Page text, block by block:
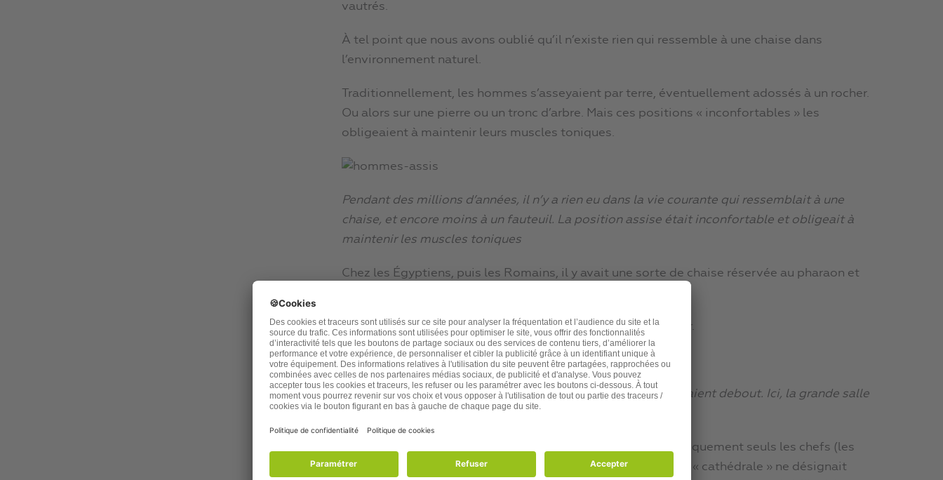
vautrés.
À tel point que nous avons oublié qu’il n’existe rien qui ressemble à une chaise dans
l’environnement naturel.
Traditionnellement, les hommes s’asseyaient par terre, éventuellement adossés à un rocher.
Ou alors sur une pierre ou un tronc d’arbre. Mais ces positions « inconfortables » les
obligeaient à maintenir leurs muscles toniques.
Pendant des millions d’années, il n’y a rien eu dans la vie courante qui ressemblait à une
chaise, et encore moins à un fauteuil. La position assise était inconfortable et obligeait à
maintenir les muscles toniques
Chez les Égyptiens, puis les Romains, il y avait une sorte de chaise réservée au pharaon et
C’est l’origine du « trône » de nos rois, un symbole de pouvoir.
S’asseoir était le privilège du seul roi ! Tous les autres se tenaient debout. Ici, la grande salle
du trône du palais d’Hiver de Saint-Pétersbourg, en Russie.
Ce privilège s’est transmis aux églises chrétiennes, où historiquement seuls les chefs (les
évêques)
avaient le droit de s’asseoir sur une chaise
! Le mot « cathédrale » ne désignait